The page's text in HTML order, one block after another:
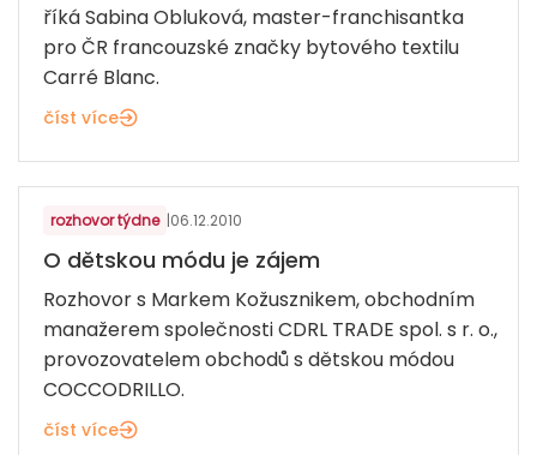
říká Sabina Obluková, master-franchisantka
pro ČR francouzské značky bytového textilu
Carré Blanc.
číst více
MÓDA A OBUV
rozhovor týdne |06.12.2010
O dětskou módu je zájem
Rozhovor s Markem Kožusznikem, obchodním
manažerem společnosti CDRL TRADE spol. s r. o.,
provozovatelem obchodů s dětskou módou
COCCODRILLO.
číst více